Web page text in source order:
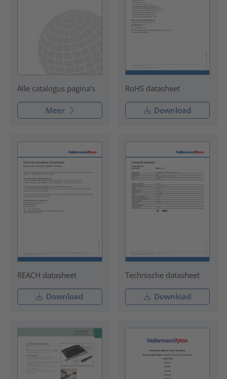
Alle catalogus pagina’s
Meer
RoHS datasheet
Download
REACH datasheet
Download
Technische datasheet
Download